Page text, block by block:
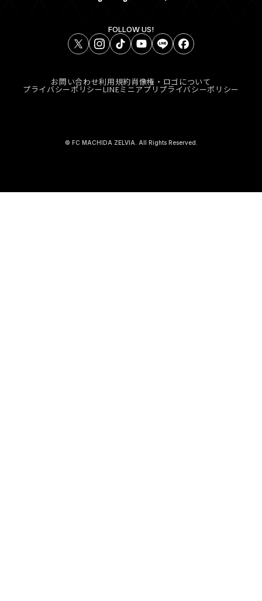
FOLLOW US!
お問い合わせ利用規約肖像権・ロゴについて
プライバシーポリシーLINEミニアプリプライバシーポリシー
© FC MACHIDA ZELVIA. All Rights Reserved.